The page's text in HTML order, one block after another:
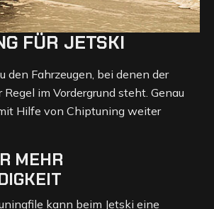
FÜR JETSKI
den Fahrzeugen, bei denen der
im Vordergrund steht. Genau
Hilfe von Chiptuning weiter
MEHR
kann beim Jetski eine